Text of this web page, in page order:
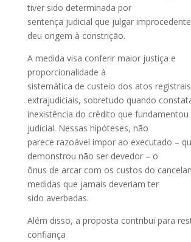
tiver sido determinada por
sentença judicial que julgar
deu origem à constrição.
A medida visa conferir maior justiça e
proporcionalidade à
sistemática de custeio dos atos registrais
extrajudiciais, sobretudo quando
inexistência do crédito que
judicial. Nessas hipóteses, não
parece razoável impor ao executado –
demonstrou não ser devedor – o
ônus de arcar com os custos do
medidas que jamais deveriam ter
sido averbadas.
Além disso, a proposta contribui para
confiança